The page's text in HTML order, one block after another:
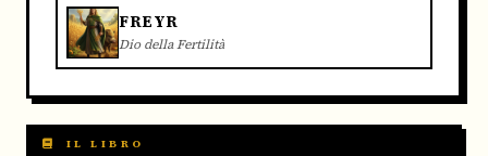
FREYR
Dio della Fertilità
IL LIBRO